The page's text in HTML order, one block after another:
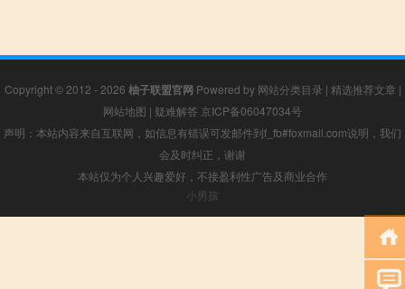
Copyright © 2012 - 2026 柚子联盟官网 Powered by 网站分类目录 | 精选推荐文章 |
网站地图 | 疑难解答 京ICP备06047034号
声明：本站内容来自互联网，如信息有错误可发邮件到f_fb#foxmail.com说明，我们
会及时纠正，谢谢
本站仅为个人兴趣爱好，不接盈利性广告及商业合作
小男孩